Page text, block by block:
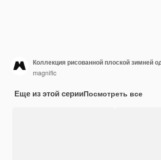
magnific
Еще из этой серииПосмотреть все